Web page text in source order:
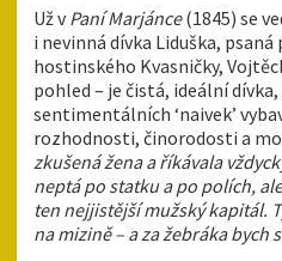
Už vPaní Marjánce(1845) se
i nevinná dívka Liduška, psaná
hostinského Kvasničky,
pohled – je čistá, ideální
sentimentálních ‘naivek’
rozhodnosti, činorodosti a
zkušená žena a říkávala
neptá po statku a po polích,
ten nejjistější mužský kapitál.
na mizině – a za žebráka bych